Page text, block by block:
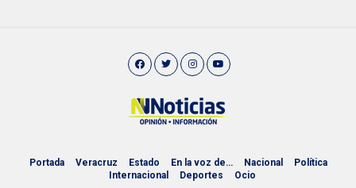
Portada Veracruz Estado En la voz de… Nacional
Política
Internacional
Deportes Ocio